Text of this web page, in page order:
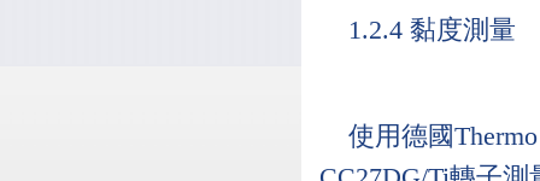
1.2.4 黏度測量
使用德國